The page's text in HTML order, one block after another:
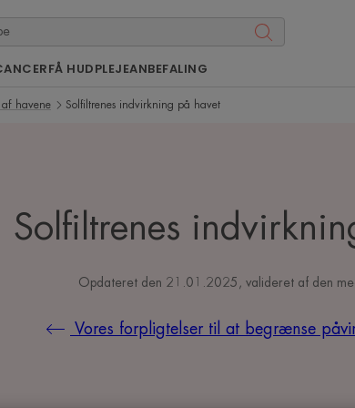
FÅ HUDPLEJEANBEFALING
af havene Solfiltrenes indvirkning på havet
Solfiltrenes
Opdateret den 21.01.2025 , valideret af den
Vores forpligtelser til at begrænse